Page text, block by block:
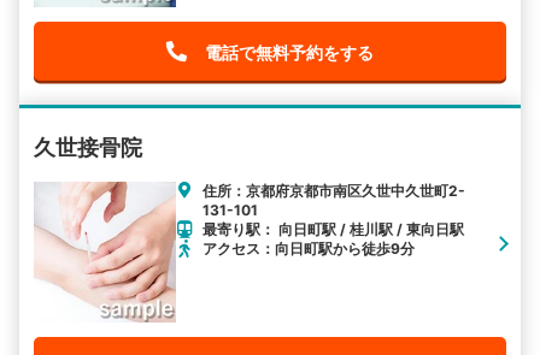
電話で無料予約をする
久世接骨院
住所：京都府京都市南区久世中久世町2-
131-101
最寄り駅： 向日町駅 / 桂川駅 / 東向日駅
アクセス：向日町駅から徒歩9分